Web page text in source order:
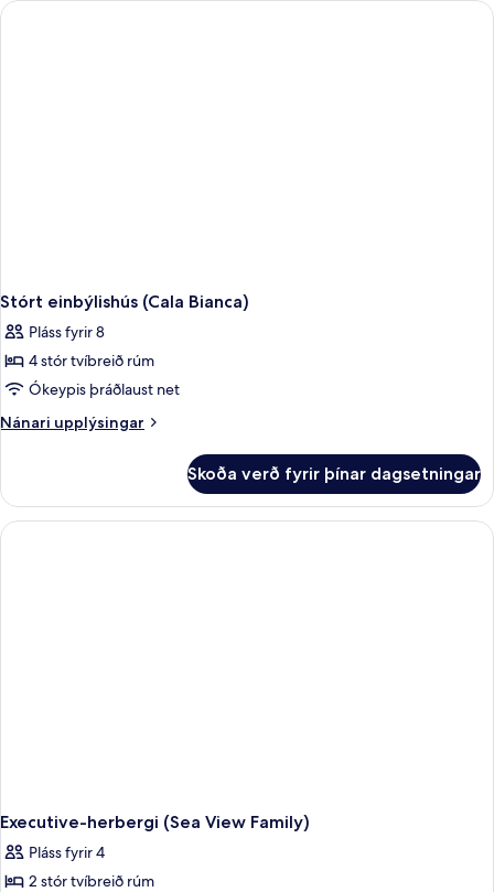
-
Stórt einbýlishús (Cala Bianca)
Pláss fyrir 8
4 stór tvíbreið rúm
Ókeypis þráðlaust net
Nánari upplýsingar
Nánari
einbýlishús
(Cala
Bianca)
Skoða verð fyrir þínar dagsetningar
Executive-herbergi (Sea View Family)
Pláss fyrir 4
2 stór tvíbreið rúm